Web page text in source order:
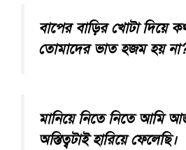
বাপের বাড়ির খোটা দিয়ে
তোমাদের ভাত হজম হয়
মানিয়ে নিতে নিতে আমি
অস্তিত্বটাই হারিয়ে ফেলেছি।